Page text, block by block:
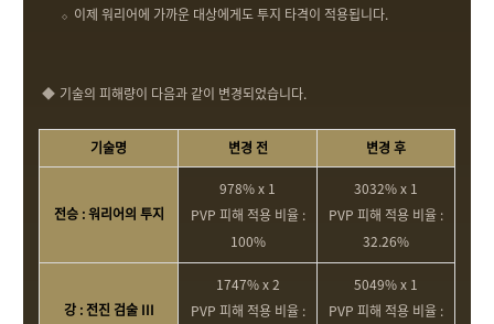
이제 워리어에 가까운 대상에게도 투지 타격이 적용됩니다.
기술의 피해량이 다음과 같이 변경되었습니다.
기술명 변경 전 변경 후
전승 : 워리어의 투지
978% x 1
PVP 피해 적용 비율 :
100%
3032% x 1
PVP 피해 적용 비율 :
32.26%
강 : 전진 검술 III
1747% x 2
PVP 피해 적용 비율 :
5049% x 1
PVP 피해 적용 비율 :